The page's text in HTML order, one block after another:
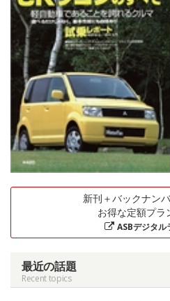
新刊＋バックナン
お得な定額プラ
ASBデジタル
最近の話題
Recent topics